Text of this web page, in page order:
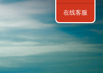
在线客服